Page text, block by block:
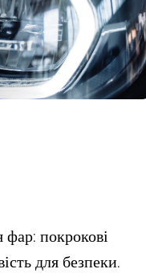
фар: покрокові
для безпеки.